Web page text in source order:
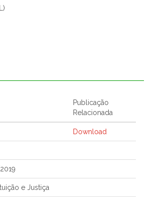
Publicação
Relacionada
Download
e Justiça